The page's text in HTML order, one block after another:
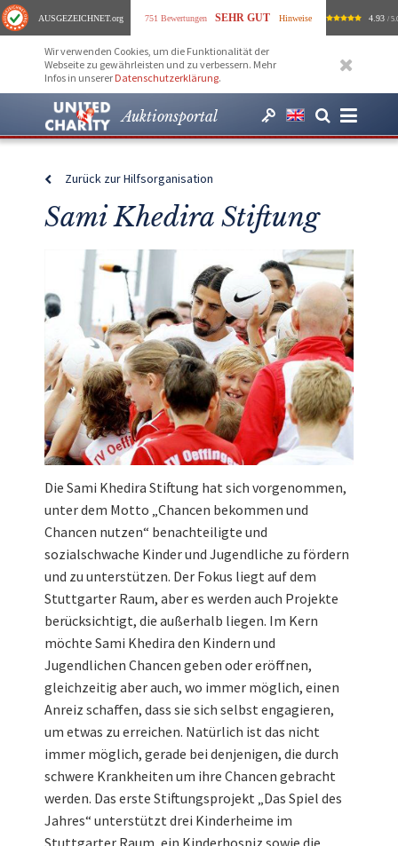
AUSGEZEICHNET.org 751 Bewertungen SEHR GUT Hinweise 4.93 /
Wir verwenden Cookies, um die Funktionalität der
Webseite zu gewährleisten und zu verbessern. Mehr
Infos in unserer Datenschutzerklärung.
Auktionsportal
Zurück zur Hilfsorganisation
Sami Khedira Stiftung
Die Sami Khedira Stiftung hat sich vorgenommen,
unter dem Motto „Chancen bekommen und
Chancen nutzen“ benachteiligte und
sozialschwache Kinder und Jugendliche zu fördern
und zu unterstützen. Der Fokus liegt auf dem
Stuttgarter Raum, aber es werden auch Projekte
berücksichtigt, die außerhalb liegen. Im Kern
möchte Sami Khedira den Kindern und
Jugendlichen Chancen geben oder eröffnen,
gleichzeitig aber auch, wo immer möglich, einen
Anreiz schaffen, dass sie sich selbst engagieren,
um etwas zu erreichen. Natürlich ist das nicht
immer möglich, gerade bei denjenigen, die durch
schwere Krankheiten um ihre Chancen gebracht
werden. Das erste Stiftungsprojekt „Das Spiel des
Jahres“ unterstützt drei Kinderheime im
Stuttgarter Raum, ein Kinderhospiz sowie die